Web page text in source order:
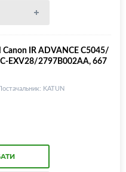
IR ADVANCE C5045/
EXV28/2797B002AA, 667
KATUN